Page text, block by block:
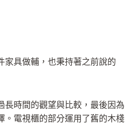
家具做輔，也秉持著之前說的
長時間的觀望與比較，最後因為
。電視櫃的部分運用了舊的木棧